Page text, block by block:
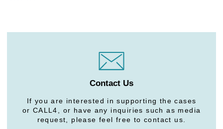
Contact Us
If you are interested in supporting the cases
or CALL4, or have any inquiries such as media
request, please feel free to contact us.